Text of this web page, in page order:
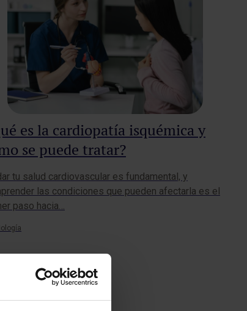
es la cardiopatía isquémica y
se puede tratar?
tu salud cardiovascular es fundamental, y
las condiciones que pueden afectarla es el
paso hacia…